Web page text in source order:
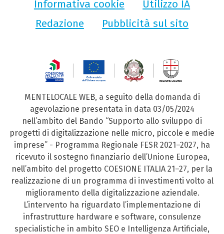
Informativa cookie
Utilizzo IA
Redazione
Pubblicità sul sito
MENTELOCALE WEB, a seguito della domanda di
agevolazione presentata in data 03/05/2024
nell’ambito del Bando “Supporto allo sviluppo di
progetti di digitalizzazione nelle micro, piccole e medie
imprese” - Programma Regionale FESR 2021–2027, ha
ricevuto il sostegno finanziario dell’Unione Europea,
nell’ambito del progetto COESIONE ITALIA 21–27, per la
realizzazione di un programma di investimenti volto al
miglioramento della digitalizzazione aziendale.
L’intervento ha riguardato l’implementazione di
infrastrutture hardware e software, consulenze
specialistiche in ambito SEO e Intelligenza Artificiale,